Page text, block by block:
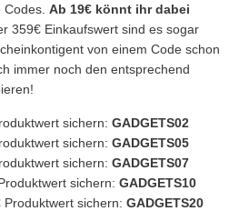
Ab 19€ könnt ihr dabei
359€ Einkaufswert sind es sogar
von einem Code schon
immer noch den entsprechend
sichern: GADGETS02
sichern: GADGETS05
sichern: GADGETS07
sichern: GADGETS10
sichern: GADGETS20